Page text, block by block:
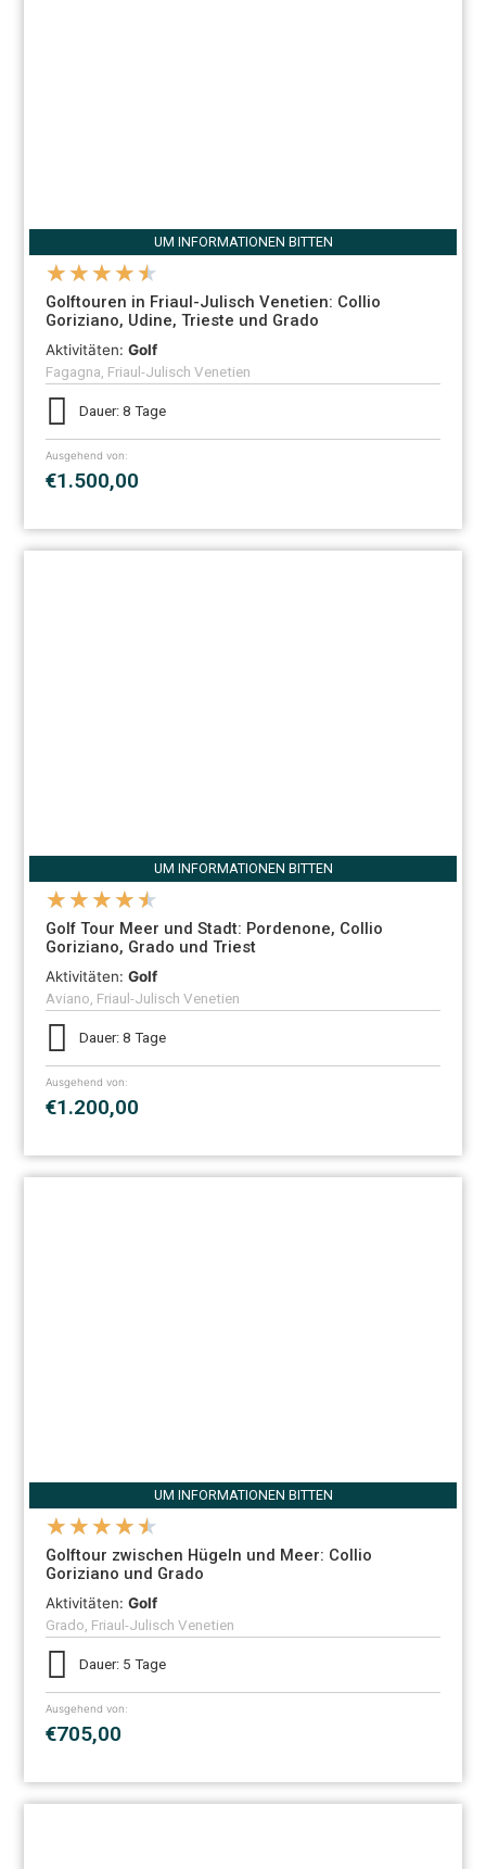
UM INFORMATIONEN BITTEN
★★★★★
Golftouren in Friaul-Julisch Venetien: Collio
Goriziano, Udine, Trieste und Grado
Aktivitäten:Golf
Fagagna, Friaul-Julisch Venetien
Dauer: 8 Tage
Ausgehend von:
€1.500,00
UM INFORMATIONEN BITTEN
★★★★★
Golf Tour Meer und Stadt: Pordenone, Collio
Goriziano, Grado und Triest
Aktivitäten:Golf
Aviano, Friaul-Julisch Venetien
Dauer: 8 Tage
Ausgehend von:
€1.200,00
UM INFORMATIONEN BITTEN
★★★★★
Golftour zwischen Hügeln und Meer: Collio
Goriziano und Grado
Aktivitäten:Golf
Grado, Friaul-Julisch Venetien
Dauer: 5 Tage
Ausgehend von:
€705,00